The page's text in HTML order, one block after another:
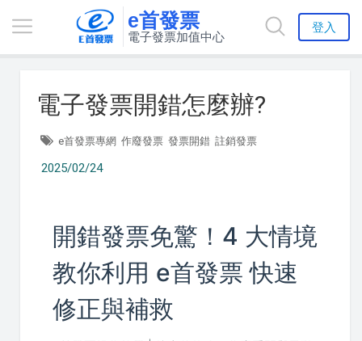
e首發票
電子發票加值中心
登入
電子發票開錯怎麼辦?
e首發票專網 作廢發票 發票開錯 註銷發票
2025/02/24
開錯發票免驚！4 大情境
教你利用 e首發票 快速
修正與補救